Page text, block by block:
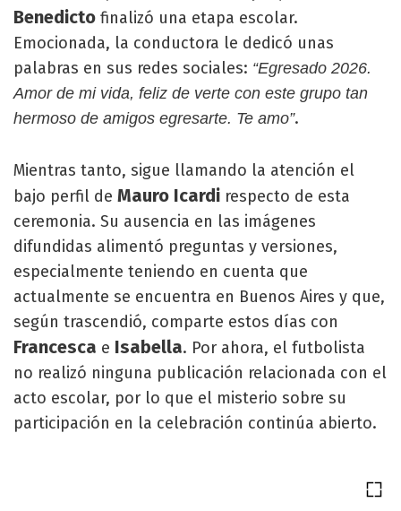
Benedicto finalizó una etapa escolar.
Emocionada, la conductora le dedicó unas
palabras en sus redes sociales: “Egresado 2026.
Amor de mi vida, feliz de verte con este grupo tan
hermoso de amigos egresarte. Te amo”.
Mientras tanto, sigue llamando la atención el
bajo perfil de Mauro Icardi respecto de esta
ceremonia. Su ausencia en las imágenes
difundidas alimentó preguntas y versiones,
especialmente teniendo en cuenta que
actualmente se encuentra en Buenos Aires y que,
según trascendió, comparte estos días con
Francesca e Isabella. Por ahora, el futbolista
no realizó ninguna publicación relacionada con el
acto escolar, por lo que el misterio sobre su
participación en la celebración continúa abierto.